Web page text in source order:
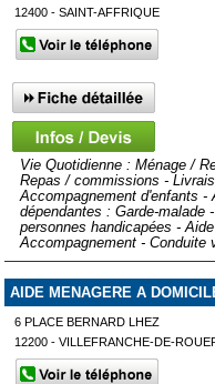
12400 - SAINT-AFFRIQUE
Vie Quotidienne : Ménage /
Repas / commissions -
Accompagnement d'enfants
dépendantes : Garde-malade
personnes handicapées -
Accompagnement - Conduite
AIDE MENAGERE A
6 PLACE BERNARD LHEZ
12200 - VILLEFRANCHE-DE-